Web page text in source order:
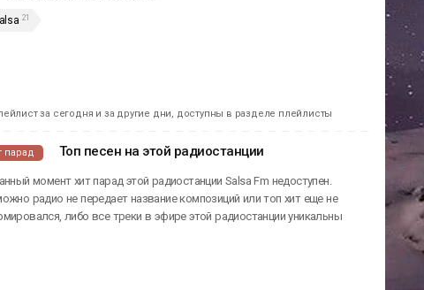
21
за сегодня и за другие дни, доступны в разделе плейлисты
парад Топ песен на этой радиостанции
момент хит парад этой радиостанции Salsa Fm недоступен.
радио не передает название композиций или топ хит еще не
либо все треки в эфире этой радиостанции уникальны